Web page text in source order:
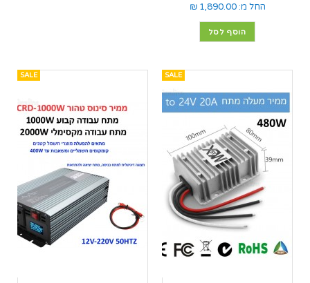
החל מ: 1,890.00 ₪
הוסף לסל
SALE
SALE